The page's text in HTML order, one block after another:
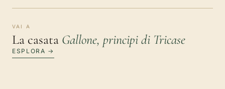
VAI A
La casata Gallone, principi di Tricase
ESPLORA →